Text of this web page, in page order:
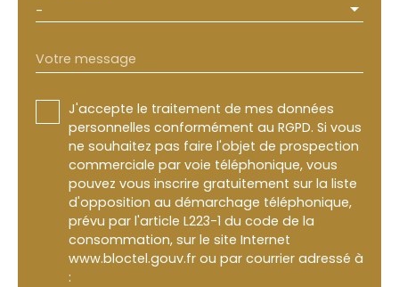
-
Votre message
J'accepte le traitement de mes données
personnelles conformément au RGPD. Si vous
ne souhaitez pas faire l'objet de prospection
commerciale par voie téléphonique, vous
pouvez vous inscrire gratuitement sur la liste
d'opposition au démarchage téléphonique,
prévu par l'article L223-1 du code de la
consommation, sur le site Internet
www.bloctel.gouv.fr ou par courrier adressé à
: